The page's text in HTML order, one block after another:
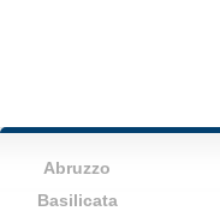
Abruzzo
Basilicata